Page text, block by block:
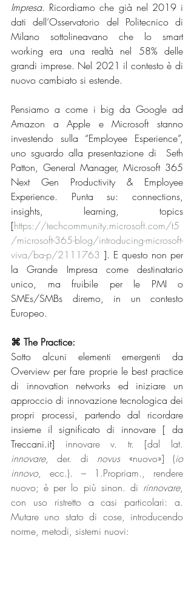
Impresa. Ricordiamo che già nel 2019 i
dati dell’Osservatorio del Politecnico di
Milano sottolineavano che lo smart
working era una realtà nel 58% delle
grandi imprese. Nel 2021 il contesto è di
nuovo cambiato si estende.
Pensiamo a come i big da Google ad
Amazon a Apple e Microsoft stanno
investendo sulla “Employee Esperience”,
uno sguardo alla presentazione di  Seth
Patton, General Manager, Microsoft 365
Next Gen Productivity & Employee
Experience. Punta su: connections,
insights, learning, topics
[https://techcommunity.microsoft.com/t5
/microsoft-365-blog/introducing-microsoft-
viva/ba-p/2111763 ]. E questo non per
la Grande Impresa come destinatario
unico, ma fruibile per le PMI o
SMEs/SMBs diremo, in un contesto
Europeo.
⌘ The Practice:
Sotto alcuni elementi emergenti da
Overview per fare proprie le best practice
di innovation networks ed iniziare un
approccio di innovazione tecnologica dei
propri processi, partendo dal ricordare
insieme il significato di innovare [ da
Treccani.it]
innovare, der. di novus «nuovo»] (io
innovo, ecc.). – 1.Propriam., rendere
nuovo; è per lo più sinon. di rinnovare,
con uso ristretto a casi particolari: a.
Mutare uno stato di cose, introducendo
norme, metodi, sistemi nuovi: